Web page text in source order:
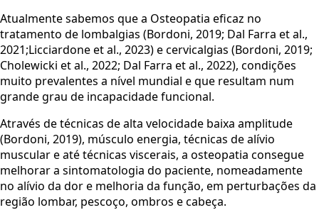
Atualmente sabemos que a Osteopatia eficaz no
tratamento de lombalgias (Bordoni, 2019; Dal Farra et al.,
2021;Licciardone et al., 2023) e cervicalgias (Bordoni, 2019;
Cholewicki et al., 2022; Dal Farra et al., 2022), condições
muito prevalentes a nível mundial e que resultam num
grande grau de incapacidade funcional.
Através de técnicas de alta velocidade baixa amplitude
(Bordoni, 2019), músculo energia, técnicas de alívio
muscular e até técnicas viscerais, a osteopatia consegue
melhorar a sintomatologia do paciente, nomeadamente
no alívio da dor e melhoria da função, em perturbações da
região lombar, pescoço, ombros e cabeça.